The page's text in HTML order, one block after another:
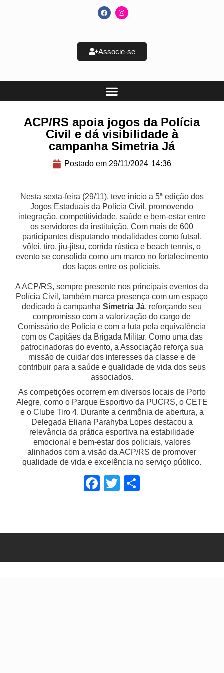
Associe-se
ACP/RS apoia jogos da Polícia
Civil e dá visibilidade à
campanha Simetria Já
Postado em 29/11/2024 14:36
Nesta sexta-feira (29/11), teve início a 5ª edição dos
Jogos Estaduais da Polícia Civil, promovendo
integração, competitividade, saúde e bem-estar entre
os servidores da instituição. Com mais de 600
participantes disputando modalidades como futsal,
vôlei, tiro, jiu-jitsu, corrida rústica e beach tennis, o
evento se consolida como um marco no fortalecimento
dos laços entre os policiais.
A ACP/RS, sempre presente nos principais eventos da
Polícia Civil, também marca presença com um espaço
dedicado à campanha Simetria Já, reforçando seu
compromisso com a valorização do cargo de
Comissário de Polícia e com a luta pela equivalência
com os Capitães da Brigada Militar. Como uma das
patrocinadoras do evento, a Associação reforça sua
missão de cuidar dos interesses da classe e de
contribuir para a saúde e qualidade de vida dos seus
associados.
As competições ocorrem em diversos locais de Porto
Alegre, como o Parque Esportivo da PUCRS, o CETE
e o Clube Tiro 4. Durante a cerimônia de abertura, a
Delegada Eliana Parahyba Lopes destacou a
relevância da prática esportiva na estabilidade
emocional e bem-estar dos policiais, valores
alinhados com a visão da ACP/RS de promover
qualidade de vida e excelência no serviço público.
Facebook
Twitter